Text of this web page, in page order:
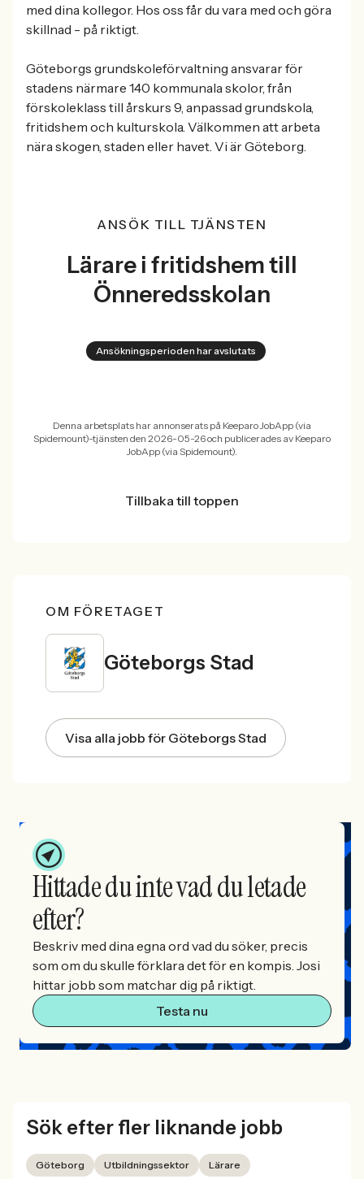
med dina kollegor. Hos oss får du vara med och göra
skillnad - på riktigt.
Göteborgs grundskoleförvaltning ansvarar för
stadens närmare 140 kommunala skolor, från
förskoleklass till årskurs 9, anpassad grundskola,
fritidshem och kulturskola. Välkommen att arbeta
nära skogen, staden eller havet. Vi är Göteborg.
ANSÖK TILL TJÄNSTEN
Lärare i fritidshem till
Önneredsskolan
Ansökningsperioden har avslutats
Denna arbetsplats har annonserats på Keeparo JobApp (via
Spidemount)-tjänsten den 2026-05-26 och publicerades av Keeparo
JobApp (via Spidemount).
Tillbaka till toppen
OM FÖRETAGET
Göteborgs Stad
Visa alla jobb för Göteborgs Stad
Hittade du inte vad du letade
efter?
Beskriv med dina egna ord vad du söker, precis
som om du skulle förklara det för en kompis. Josi
hittar jobb som matchar dig på riktigt.
Testa nu
Sök efter fler liknande jobb
Göteborg Utbildningssektor Lärare